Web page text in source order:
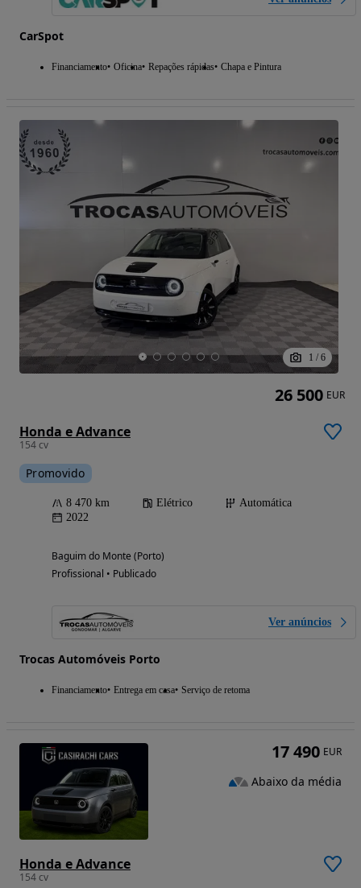
CarSpot
Financiamento Oficina Repações rápidas Chapa e Pintura
1 / 6
Honda e Advance
154 cv
Promovido
8 470 km Elétrico
Automática
2022
Baguim do Monte (Porto)
Profissional • Publicado
Ver anúncios
Trocas Automóveis Porto
Financiamento Entrega em casa Serviço de retoma
26 500 EUR
Honda e Advance
154 cv
17 490 EUR
Abaixo da média